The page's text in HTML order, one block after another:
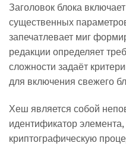
Заголовок блока
существенных
запечатлевает миг
редакции определяет
сложности задаёт
для включения свежего
Хеш является собой
идентификатор
криптографическую